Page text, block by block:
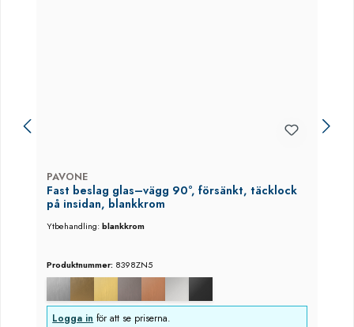
PAVONE
Fast beslag glas–vägg 90°, försänkt, täcklock
på insidan, blankkrom
Ytbehandling:blankkrom
Produktnummer: 8398ZN5
Logga in för att se priserna.